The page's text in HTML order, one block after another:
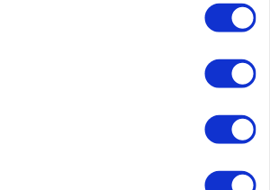
hvedeprisen yderligere